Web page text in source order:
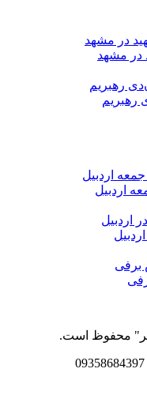
در مشهد
رهبریم
اردبیل
محفوظ است.